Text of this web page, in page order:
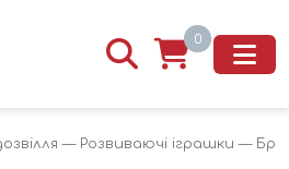
0
— Розвиваючі іграшки —